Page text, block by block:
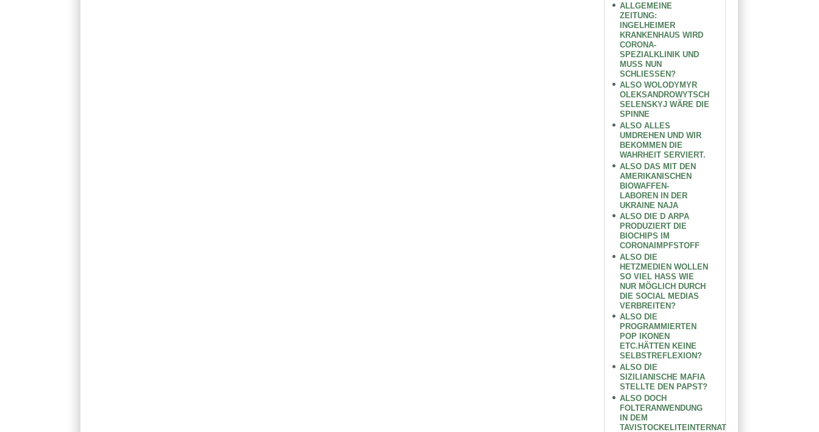
ALLGEMEINE
ZEITUNG:
INGELHEIMER
KRANKENHAUS WIRD
CORONA-
SPEZIALKLINIK UND
MUSS NUN
SCHLIESSEN?
ALSO WOLODYMYR
OLEKSANDROWYTSCH
SELENSKYJ WÄRE DIE
SPINNE
ALSO ALLES
UMDREHEN UND WIR
BEKOMMEN DIE
WAHRHEIT SERVIERT.
ALSO DAS MIT DEN
AMERIKANISCHEN
BIOWAFFEN-
LABOREN IN DER
UKRAINE NAJA
ALSO DIE D ARPA
PRODUZIERT DIE
BIOCHIPS IM
CORONAIMPFSTOFF
ALSO DIE
HETZMEDIEN WOLLEN
SO VIEL HASS WIE
NUR MÖGLICH DURCH
DIE SOCIAL MEDIAS
VERBREITEN?
ALSO DIE
PROGRAMMIERTEN
POP IKONEN
ETC.HÄTTEN KEINE
SELBSTREFLEXION?
ALSO DIE
SIZILIANISCHE MAFIA
STELLTE DEN PAPST?
ALSO DOCH
FOLTERANWENDUNG
IN DEM
TAVISTOCKELITEINTERNAT